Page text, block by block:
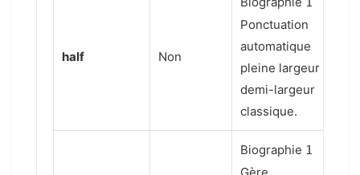
half Non
Ponctuation
automatique
pleine largeur à
demi-largeur
classique.
Biographie 1